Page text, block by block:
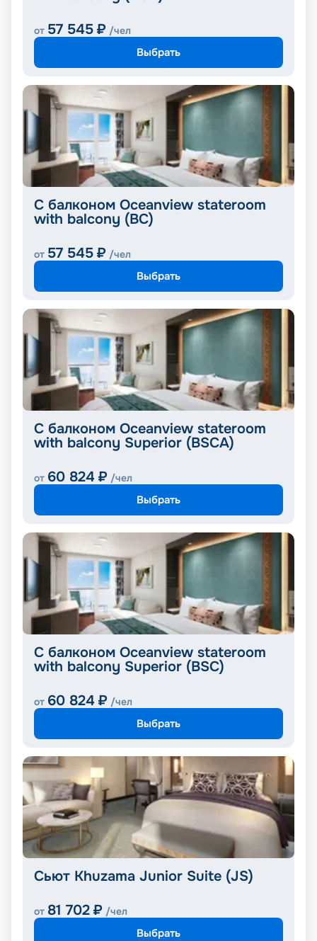
от 57 545 ₽ /чел
Выбрать
С балконом Oceanview stateroom
with balcony (BC)
от 57 545 ₽ /чел
Выбрать
С балконом Oceanview stateroom
with balcony Superior (BSCA)
от 60 824 ₽ /чел
Выбрать
С балконом Oceanview stateroom
with balcony Superior (BSC)
от 60 824 ₽ /чел
Выбрать
Сьют Khuzama Junior Suite (JS)
от 81 702 ₽ /чел
Выбрать